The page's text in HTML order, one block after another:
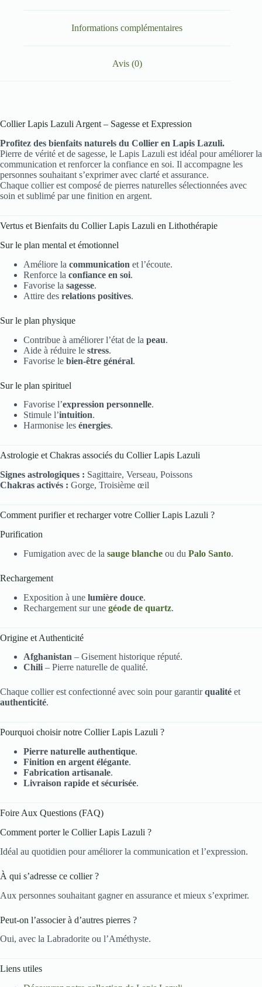
Informations complémentaires
Avis (0)
Collier Lapis Lazuli Argent – Sagesse et Expression
Profitez des bienfaits naturels du Collier en Lapis Lazuli.
Pierre de vérité et de sagesse, le Lapis Lazuli est idéal pour améliorer la
communication et renforcer la confiance en soi. Il accompagne les
personnes souhaitant s’exprimer avec clarté et assurance.
Chaque collier est composé de pierres naturelles sélectionnées avec
soin et sublimé par une finition en argent.
Vertus et Bienfaits du Collier Lapis Lazuli en Lithothérapie
Sur le plan mental et émotionnel
Améliore la communication et l’écoute.
Renforce la confiance en soi.
Favorise la sagesse.
Attire des relations positives.
Sur le plan physique
Contribue à améliorer l’état de la peau.
Aide à réduire le stress.
Favorise le bien-être général.
Sur le plan spirituel
Favorise l’expression personnelle.
Stimule l’intuition.
Harmonise les énergies.
Astrologie et Chakras associés du Collier Lapis Lazuli
Signes astrologiques : Sagittaire, Verseau, Poissons
Chakras activés : Gorge, Troisième œil
Comment purifier et recharger votre Collier Lapis Lazuli ?
Purification
Fumigation avec de la sauge blanche ou du Palo Santo.
Rechargement
Exposition à une lumière douce.
Rechargement sur une géode de quartz.
Origine et Authenticité
Afghanistan – Gisement historique réputé.
Chili – Pierre naturelle de qualité.
Chaque collier est confectionné avec soin pour garantirqualité et
authenticité.
Pourquoi choisir notre Collier Lapis Lazuli ?
Pierre naturelle authentique.
Finition en argent élégante.
Fabrication artisanale.
Livraison rapide et sécurisée.
Foire Aux Questions (FAQ)
Comment porter le Collier Lapis Lazuli ?
Idéal au quotidien pour améliorer la communication et l’expression.
À qui s’adresse ce collier ?
Aux personnes souhaitant gagner en assurance et mieux s’exprimer.
Peut-on l’associer à d’autres pierres ?
Oui, avec la Labradorite ou l’Améthyste.
Liens utiles